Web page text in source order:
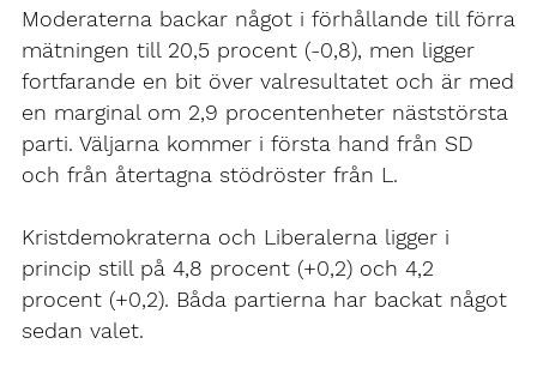
Moderaterna backar något i förhållande till förra
mätningen till 20,5 procent (-0,8), men ligger
fortfarande en bit över valresultatet och är med
en marginal om 2,9 procentenheter näststörsta
parti. Väljarna kommer i första hand från SD
och från återtagna stödröster från L.
Kristdemokraterna och Liberalerna ligger i
princip still på 4,8 procent (+0,2) och 4,2
procent (+0,2). Båda partierna har backat något
sedan valet.